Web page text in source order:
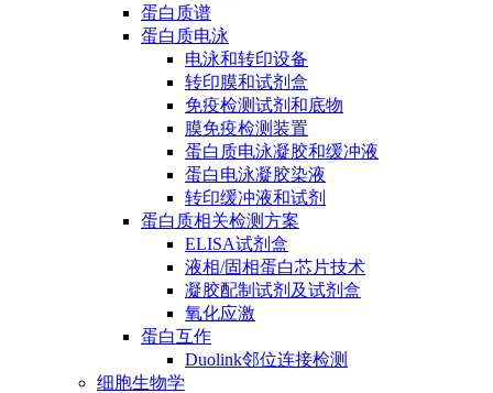
蛋白质谱
蛋白质电泳
电泳和转印设备
转印膜和试剂盒
免疫检测试剂和底物
膜免疫检测装置
蛋白质电泳凝胶和缓冲液
蛋白电泳凝胶染液
转印缓冲液和试剂
蛋白质相关检测方案
ELISA试剂盒
液相/固相蛋白芯片技术
凝胶配制试剂及试剂盒
氧化应激
蛋白互作
Duolink邻位连接检测
细胞生物学